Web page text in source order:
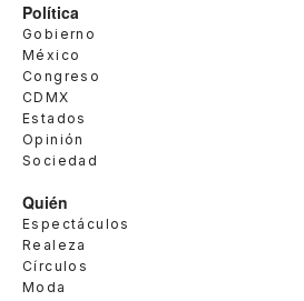
Política
Gobierno
México
Congreso
CDMX
Estados
Opinión
Sociedad
Quién
Espectáculos
Realeza
Círculos
Moda